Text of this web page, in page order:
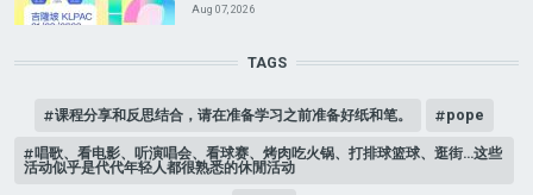
Aug 07, 2026
TAGS
课程分享和反思结合，请在准备学习之前准备好纸和笔。 pope
唱歌、看电影、听演唱会、看球赛、烤肉吃火锅、打排球篮球、逛街…这些
活动似乎是代代年轻人都很熟悉的休閒活动